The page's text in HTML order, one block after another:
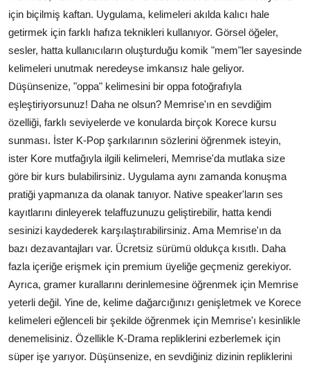
için biçilmiş kaftan. Uygulama, kelimeleri akılda kalıcı hale
getirmek için farklı hafıza teknikleri kullanıyor. Görsel öğeler,
sesler, hatta kullanıcıların oluşturduğu komik "mem"ler sayesinde
kelimeleri unutmak neredeyse imkansız hale geliyor.
Düşünsenize, "oppa" kelimesini bir oppa fotoğrafıyla
eşleştiriyorsunuz! Daha ne olsun? Memrise'ın en sevdiğim
özelliği, farklı seviyelerde ve konularda birçok Korece kursu
sunması. İster K-Pop şarkılarının sözlerini öğrenmek isteyin,
ister Kore mutfağıyla ilgili kelimeleri, Memrise'da mutlaka size
göre bir kurs bulabilirsiniz. Uygulama aynı zamanda konuşma
pratiği yapmanıza da olanak tanıyor. Native speaker'ların ses
kayıtlarını dinleyerek telaffuzunuzu geliştirebilir, hatta kendi
sesinizi kaydederek karşılaştırabilirsiniz. Ama Memrise'ın da
bazı dezavantajları var. Ücretsiz sürümü oldukça kısıtlı. Daha
fazla içeriğe erişmek için premium üyeliğe geçmeniz gerekiyor.
Ayrıca, gramer kurallarını derinlemesine öğrenmek için Memrise
yeterli değil. Yine de, kelime dağarcığınızı genişletmek ve Korece
kelimeleri eğlenceli bir şekilde öğrenmek için Memrise'ı kesinlikle
denemelisiniz. Özellikle K-Drama repliklerini ezberlemek için
süper işe yarıyor. Düşünsenize, en sevdiğiniz dizinin repliklerini